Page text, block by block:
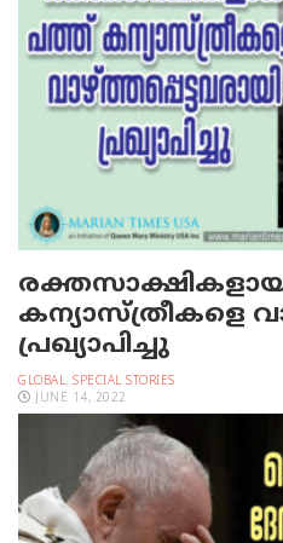
കന്യാസ്ത്രീകളെ
പ്രഖ്യാപിച്ചു
GLOBAL, SPECIAL STORIES
JUNE 14, 2022